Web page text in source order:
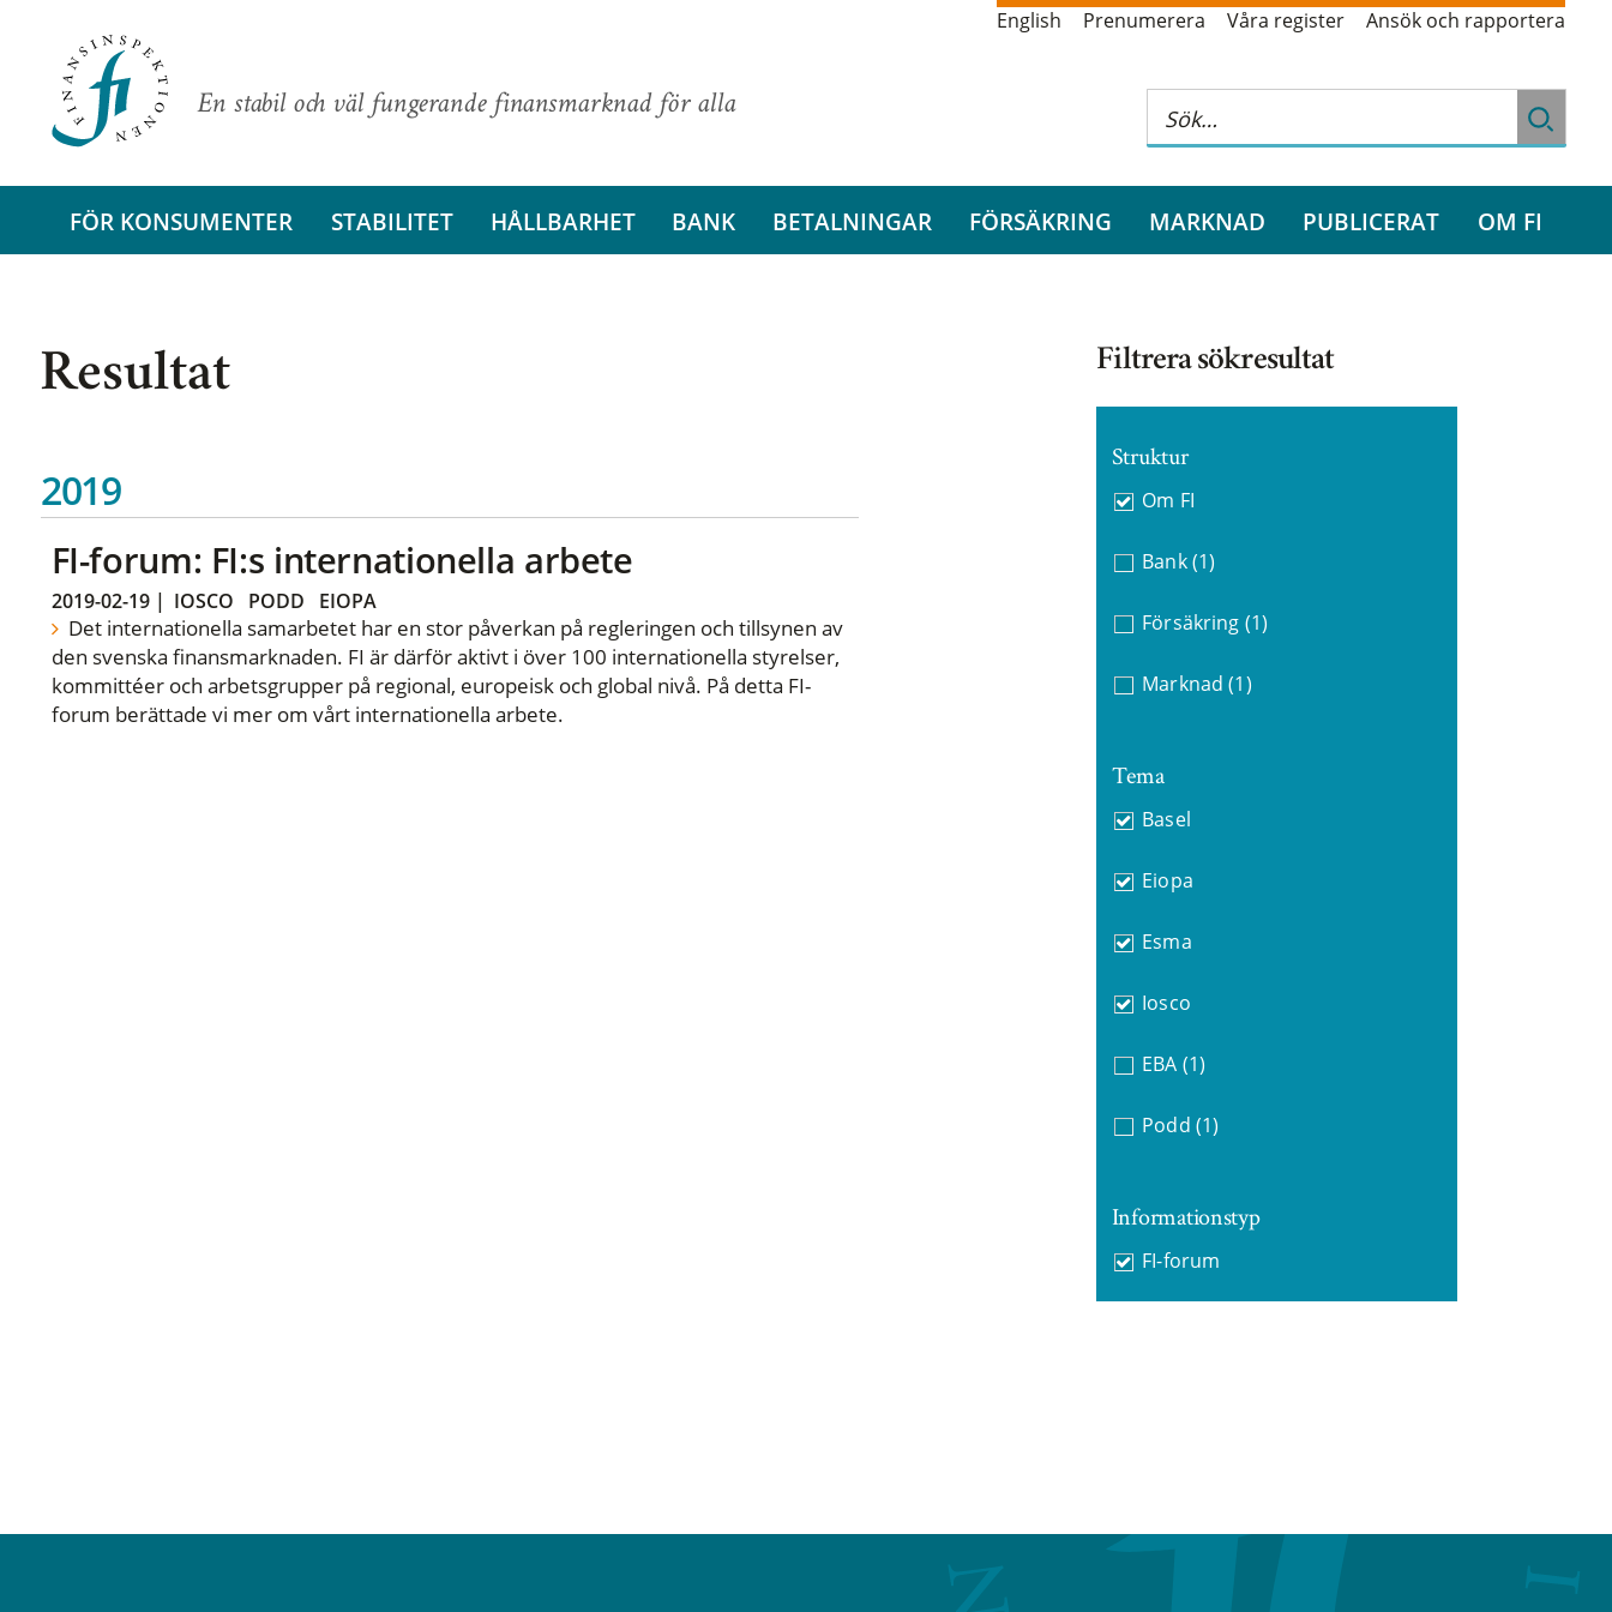
En stabil och väl fungerande finansmarknad för alla
English Prenumerera Våra register Ansök och rapportera
FÖR KONSUMENTER STABILITET HÅLLBARHET BANK BETALNINGAR FÖRSÄKRING MARKNAD PUBLICERAT OM FI
Resultat
2019
FI-forum: FI:s internationella arbete
2019-02-19| IOSCO PODD EIOPA
Det internationella samarbetet har en stor påverkan på regleringen och tillsynen av
den svenska finansmarknaden. FI är därför aktivt i över 100 internationella styrelser,
kommittéer och arbetsgrupper på regional, europeisk och global nivå. På detta FI-
forum berättade vi mer om vårt internationella arbete.
Filtrera sökresultat
Struktur
Om FI
Bank (1)
Försäkring (1)
Marknad (1)
Tema
Basel
Eiopa
Esma
Iosco
EBA (1)
Podd (1)
Informationstyp
FI-forum